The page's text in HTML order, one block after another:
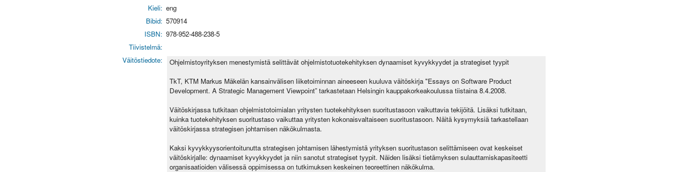
Kieli: eng
Bibid: 570914
ISBN: 978-952-488-238-5
Tiivistelmä:
Väitöstiedote:
Ohjelmistoyrityksen menestymistä selittävät ohjelmistotuotekehityksen dynaamiset kyvykkyydet ja strategiset tyypit
TkT, KTM Markus Mäkelän kansainvälisen liiketoiminnan aineeseen kuuluva väitöskirja "Essays on Software Product
Development. A Strategic Management Viewpoint” tarkastetaan Helsingin kauppakorkeakoulussa tiistaina 8.4.2008.
Väitöskirjassa tutkitaan ohjelmistotoimialan yritysten tuotekehityksen suoritustasoon vaikuttavia tekijöitä. Lisäksi tutkitaan,
kuinka tuotekehityksen suoritustaso vaikuttaa yritysten kokonaisvaltaiseen suoritustasoon. Näitä kysymyksiä tarkastellaan
väitöskirjassa strategisen johtamisen näkökulmasta.
Kaksi kyvykkyysorientoitunutta strategisen johtamisen lähestymistä yrityksen suoritustason selittämiseen ovat keskeiset
väitöskirjalle: dynaamiset kyvykkyydet ja niin sanotut strategiset tyypit. Näiden lisäksi tietämyksen sulauttamiskapasiteetti
organisaatioiden välisessä oppimisessa on tutkimuksen keskeinen teoreettinen näkökulma.